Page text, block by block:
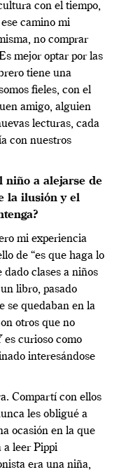
con el tiempo,
camino mi
no comprar
mejor optar por las
tiene una
fieles, con el
amigo, alguien
lecturas, cada
con nuestros
niño a alejarse de
la ilusión y el
mi experiencia
de “es que haga lo
dado clases a niños
libro, pasado
se quedaban en la
otros que no
es curioso como
interesándose
Compartí con ellos
les obligué a
ocasión en la que
a leer Pippi
era una niña,